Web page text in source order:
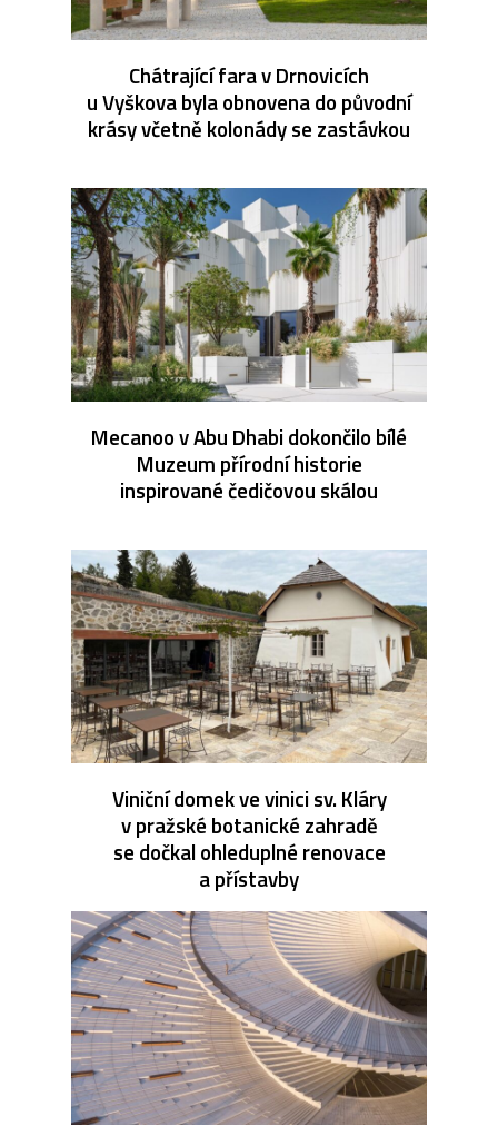
Chátrající fara v Drnovicích
u Vyškova byla obnovena do původní
krásy včetně kolonády se zastávkou
Mecanoo v Abu Dhabi dokončilo bílé
Muzeum přírodní historie
inspirované čedičovou skálou
Viniční domek ve vinici sv. Kláry
v pražské botanické zahradě
se dočkal ohleduplné renovace
a přístavby